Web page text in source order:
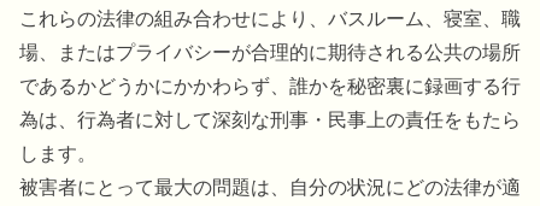
これらの法律の組み合わせにより、バスルーム、寝室、職
場、またはプライバシーが合理的に期待される公共の場所
であるかどうかにかかわらず、誰かを秘密裏に録画する行
為は、行為者に対して深刻な刑事・民事上の責任をもたら
します。
被害者にとって最大の問題は、自分の状況にどの法律が適